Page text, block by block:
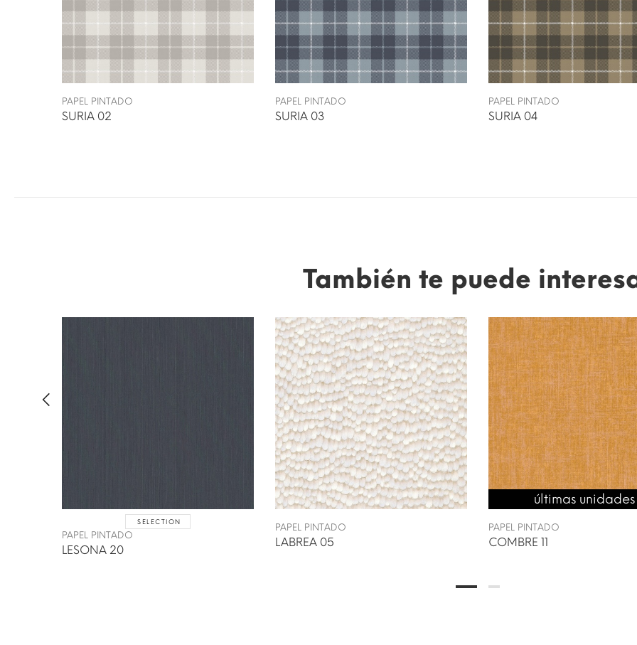
PAPEL PINTADO
SURIA 02
PAPEL PINTADO
SURIA 03
PAPEL PINTADO
SURIA 04
También te puede
SELECTION
PAPEL PINTADO
LESONA 20
PAPEL PINTADO
LABREA 05
últimas unidades
PAPEL PINTADO
COMBRE 11